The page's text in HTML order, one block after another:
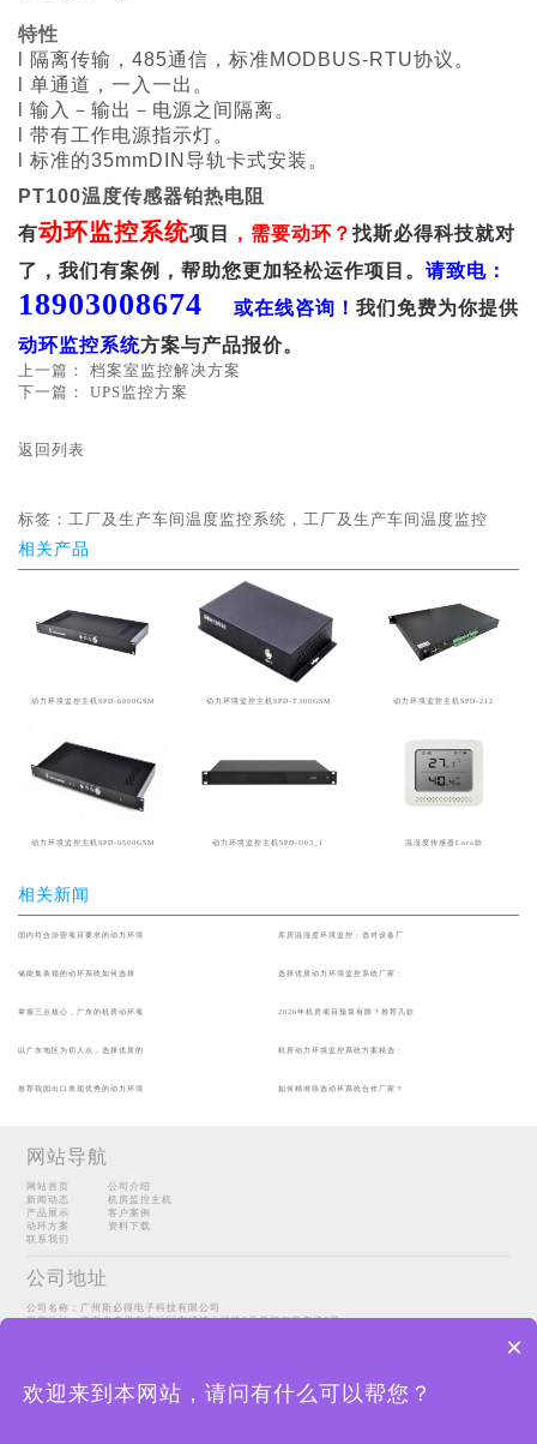
特性
l 隔离传输，485通信，标准MODBUS-RTU协议。
l 单通道，一入一出。
l 输入－输出－电源之间隔离。
l 带有工作电源指示灯。
l 标准的35mmDIN导轨卡式安装。
PT100温度传感器铂热电阻
有动环监控系统项目 ，需要动环？ 找斯必得科技就对
了，我们有案例，帮助您更加轻松运作项目。 请致电：
18903008674 或在线咨询！ 我们免费为你提供
动环监控系统方案与产品报价。
上一篇： 档案室监控解决方案
下一篇： UPS监控方案
返回列表
标签： 工厂及生产车间温度监控系统，工厂及生产车间温度监控
相关产品
动力环境监控主机SPD-6000GSM 动力环境监控主机SPD-T300GSM 动力环境监控主机SPD-212
动力环境监控主机SPD-6500GSM 动力环境监控主机SPD-U03_1 温湿度传感器Lora款
相关新闻
国内符合涉密项目要求的动力环境 库房温湿度环境监控：选对设备厂
储能集装箱的动环系统如何选择 选择优质动力环境监控系统厂家：
掌握三点核心，广东的机房动环项 2026年机房项目预算有限？推荐几款
以广东地区为切入点，选择优质的 机房动力环境监控系统方案精选：
推荐我国出口表现优秀的动力环境 如何精准筛选动环系统合作厂家？
网站导航
网站首页
公司介绍
新闻动态
机房监控主机
产品展示
客户案例
动环方案
资料下载
联系我们
公司地址
公司名称：广州斯必得电子科技有限公司
工厂地址：广东省广州市南沙区东涌镇吉祥路6号美顺假日广场6楼
联系方式
×
欢迎来到本网站，请问有什么可以帮您？